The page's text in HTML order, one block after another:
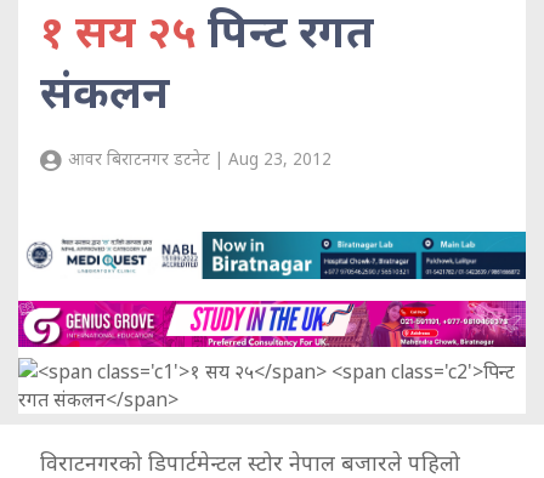
१ सय २५ पिन्ट रगत
स‌ंकलन
आवर बिराटनगर डटनेट | Aug 23, 2012
विराटनगरको डिपार्टमेन्टल स्टोर नेपाल बजारले पहिलो